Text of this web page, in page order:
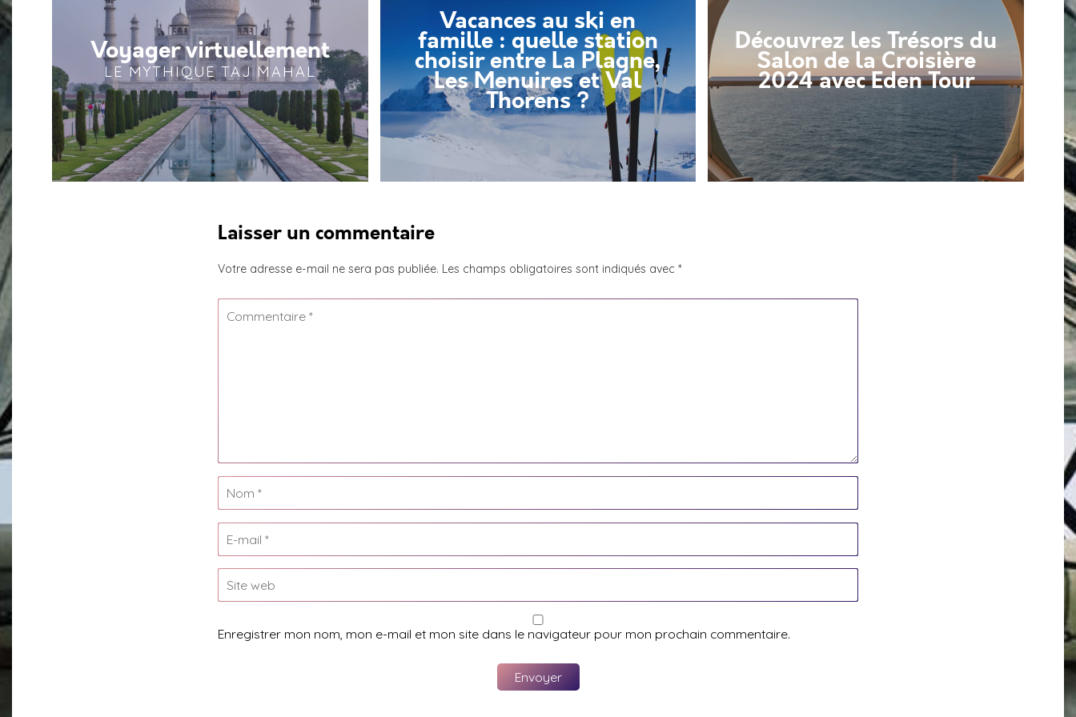
Voyager virtuellement
LE MYTHIQUE TAJ MAHAL
Vacances au ski en
famille : quelle station
choisir entre La Plagne,
Les Menuires et Val
Thorens ?
Découvrez les Trésors du
Salon de la Croisière
2024 avec Eden Tour
Laisser un commentaire
Votre adresse e-mail ne sera pas publiée. Les champs obligatoires sont indiqués avec *
Enregistrer mon nom, mon e-mail et mon site dans le navigateur pour mon prochain commentaire.